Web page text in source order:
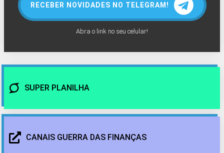
RECEBER NOVIDADES NO TELEGRAM!
Abra o link no seu celular!
SUPER PLANILHA
CANAIS GUERRA DAS FINANÇAS